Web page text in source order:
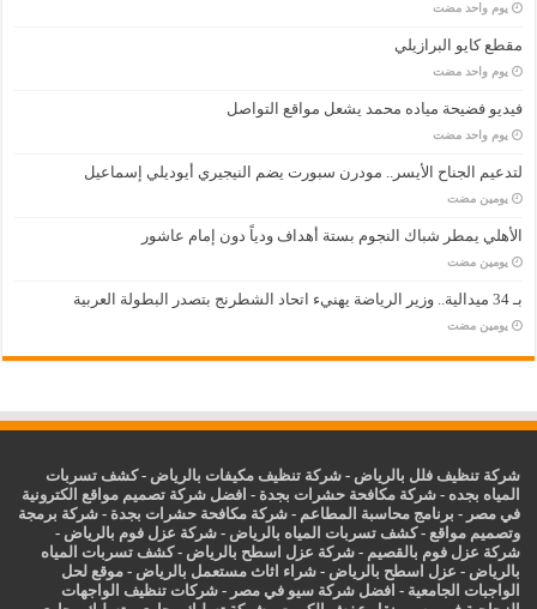
‏يوم واحد مضت
مقطع كايو البرازيلي
‏يوم واحد مضت
فيديو فضيحة مياده محمد يشعل مواقع التواصل
‏يوم واحد مضت
لتدعيم الجناح الأيسر.. مودرن سبورت يضم النيجيري أيوديلي إسماعيل
‏يومين مضت
الأهلي يمطر شباك النجوم بستة أهداف ودياً دون إمام عاشور
‏يومين مضت
بـ 34 ميدالية.. وزير الرياضة يهنيء اتحاد الشطرنج بتصدر البطولة العربية
‏يومين مضت
شركة تنظيف فلل بالرياض -شركة تنظيف مكيفات بالرياض -كشف تسربات
المياه بجده -شركة مكافحة حشرات بجدة - افضل شركة تصميم مواقع الكترونية
في مصر - برنامج محاسبة المطاعم -شركة مكافحة حشرات بجدة -شركة برمجة
وتصميم مواقع -كشف تسربات المياه بالرياض -شركة عزل فوم بالرياض -
شركة عزل فوم بالقصيم -شركة عزل اسطح بالرياض -كشف تسربات المياه
بالرياض - عزل اسطح بالرياض -شراء اثاث مستعمل بالرياض - موقع لحل
الواجبات الجامعية - افضل شركة سيو في مصر -شركات تنظيف الواجهات